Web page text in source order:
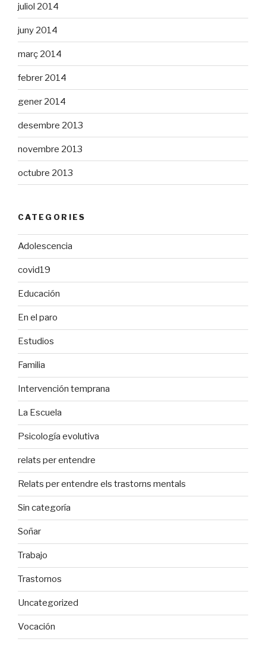
juliol 2014
juny 2014
març 2014
febrer 2014
gener 2014
desembre 2013
novembre 2013
octubre 2013
CATEGORIES
Adolescencia
covid19
Educación
En el paro
Estudios
Familia
Intervención temprana
La Escuela
Psicología evolutiva
relats per entendre
Relats per entendre els trastorns mentals
Sin categoría
Soñar
Trabajo
Trastornos
Uncategorized
Vocación